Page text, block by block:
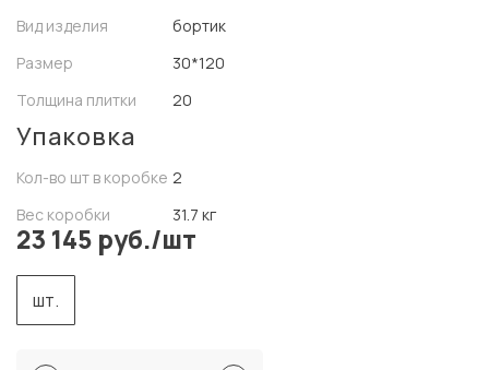
Вид изделия
бортик
Размер
30*120
Толщина плитки
20
Упаковка
Кол-во шт в коробке 2
Вес коробки
31.7 кг
23 145 руб./шт
шт.